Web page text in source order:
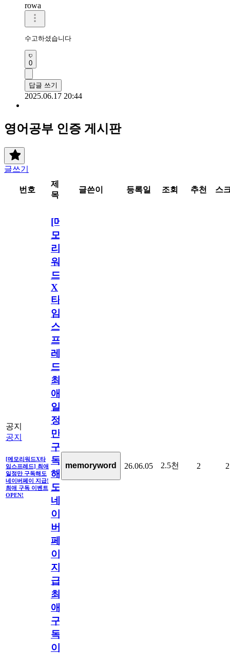
rowa
수고하셨습니다
0
답글 쓰기
2025.06.17 20:44
영어공부 인증 게시판
글쓰기
번호
제
목
글쓴이 등록일 조회 추천 스
공지
공지
[메모리워드X타
임스프레드] 최애
일정만 구독해도
네이버페이 지급!
최애 구독 이벤트
OPEN!
[메
모
리
워
드
X
타
임
스
프
레
드]
최
애
일
정
만
구
독
해
도
네
이
버
페
이
지
급!
최
애
구
독
이
memoryword 26.06.05 2.5천 2 2